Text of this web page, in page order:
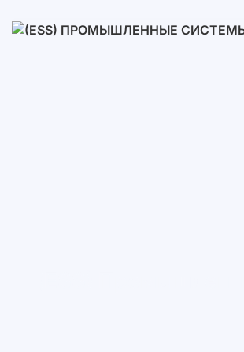
Низковольтные